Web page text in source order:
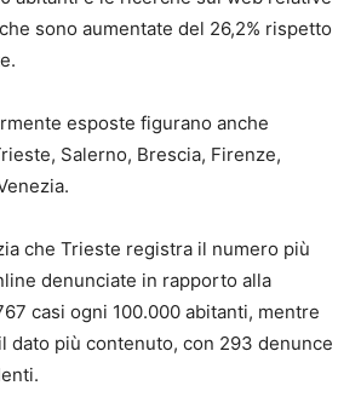
sono aumentate del 26,2% rispetto
esposte figurano anche
Salerno, Brescia, Firenze,
che Trieste registra il numero più
denunciate in rapporto alla
casi ogni 100.000 abitanti, mentre
dato più contenuto, con 293 denunce